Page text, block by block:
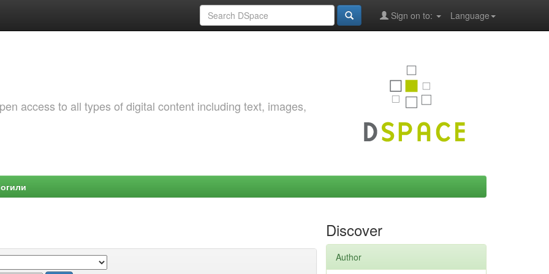
Language
Sign on to:
access to all types of digital content including text, images,
Discover
Author